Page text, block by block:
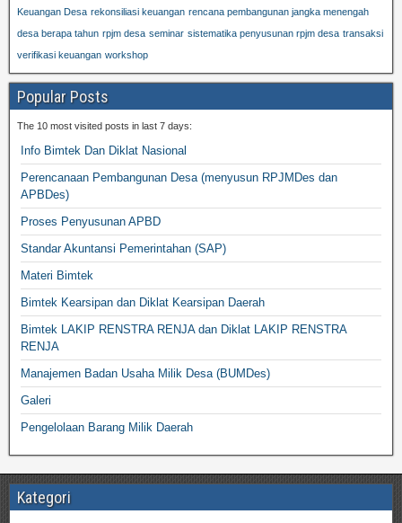
Keuangan Desa rekonsiliasi keuangan rencana pembangunan jangka menengah
desa berapa tahun rpjm desa seminar sistematika penyusunan rpjm desa transaksi
verifikasi keuangan workshop
Popular Posts
The 10 most visited posts in last 7 days:
Info Bimtek Dan Diklat Nasional
Perencanaan Pembangunan Desa (menyusun RPJMDes dan
APBDes)
Proses Penyusunan APBD
Standar Akuntansi Pemerintahan (SAP)
Materi Bimtek
Bimtek Kearsipan dan Diklat Kearsipan Daerah
Bimtek LAKIP RENSTRA RENJA dan Diklat LAKIP RENSTRA
RENJA
Manajemen Badan Usaha Milik Desa (BUMDes)
Galeri
Pengelolaan Barang Milik Daerah
Kategori